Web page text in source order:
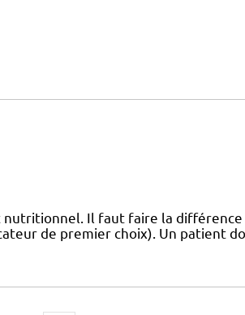
nutritionnel. Il faut faire la
de premier choix). Un patient